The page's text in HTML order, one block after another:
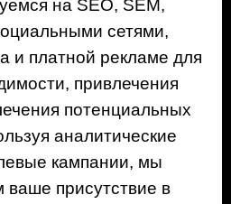
на SEO, SEM,
сетями,
и платной рекламе для
привлечения
потенциальных
аналитические
кампании, мы
ваше присутствие в